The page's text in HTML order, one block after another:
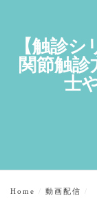
【触診
関節触
士
Home 動画配信